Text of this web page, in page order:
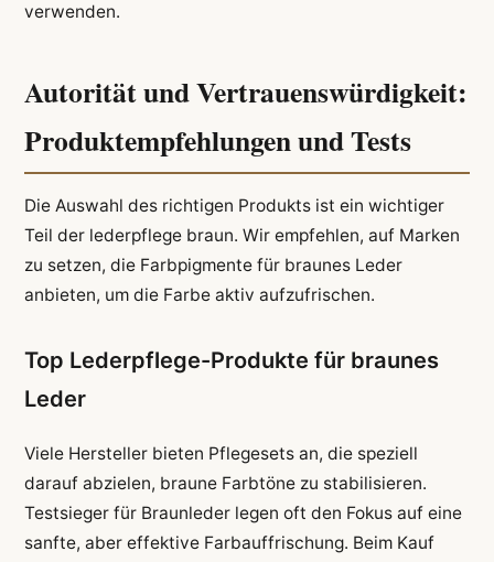
verwenden.
Autorität und Vertrauenswürdigkeit:
Produktempfehlungen und Tests
Die Auswahl des richtigen Produkts ist ein wichtiger
Teil der lederpflege braun. Wir empfehlen, auf Marken
zu setzen, die Farbpigmente für braunes Leder
anbieten, um die Farbe aktiv aufzufrischen.
Top Lederpflege-Produkte für braunes
Leder
Viele Hersteller bieten Pflegesets an, die speziell
darauf abzielen, braune Farbtöne zu stabilisieren.
Testsieger für Braunleder legen oft den Fokus auf eine
sanfte, aber effektive Farbauffrischung. Beim Kauf